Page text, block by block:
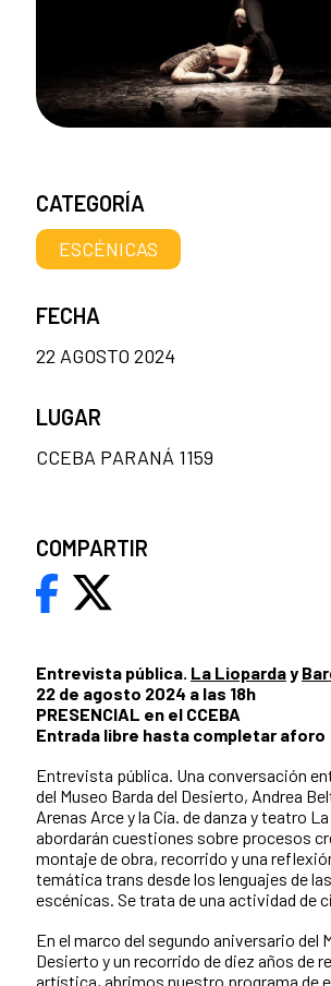
Entrevista pública. La Lioparday
22 de agosto 2024 a las 18h
PRESENCIAL en el CCEBA
Entrada libre hasta completar aforo
Entrevista pública. Una conversación
del Museo Barda del Desierto, Andrea
Arenas Arce y la Cía. de danza y teatro
abordarán cuestiones sobre procesos
montaje de obra, recorrido y una
temática trans desde los lenguajes de
escénicas. Se trata de una actividad de
En el marco del segundo aniversario del
Desierto y un recorrido de diez años de
artística, abrimos nuestro programa de
CATEGORÍA
ESCÉNICAS
FECHA
22 AGOSTO 2024
LUGAR
CCEBA PARANÁ 1159
COMPARTIR